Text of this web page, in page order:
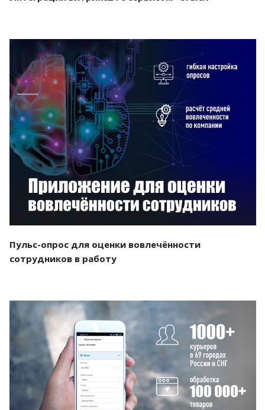
Смотреть проект
Пульс-опрос для оценки вовлечённости
сотрудников в работу
Смотреть проект